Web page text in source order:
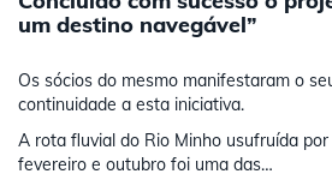
um destino navegável”
Os sócios do mesmo manifestaram o
continuidade a esta iniciativa.
A rota fluvial do Rio Minho usufruída
fevereiro e outubro foi uma das…